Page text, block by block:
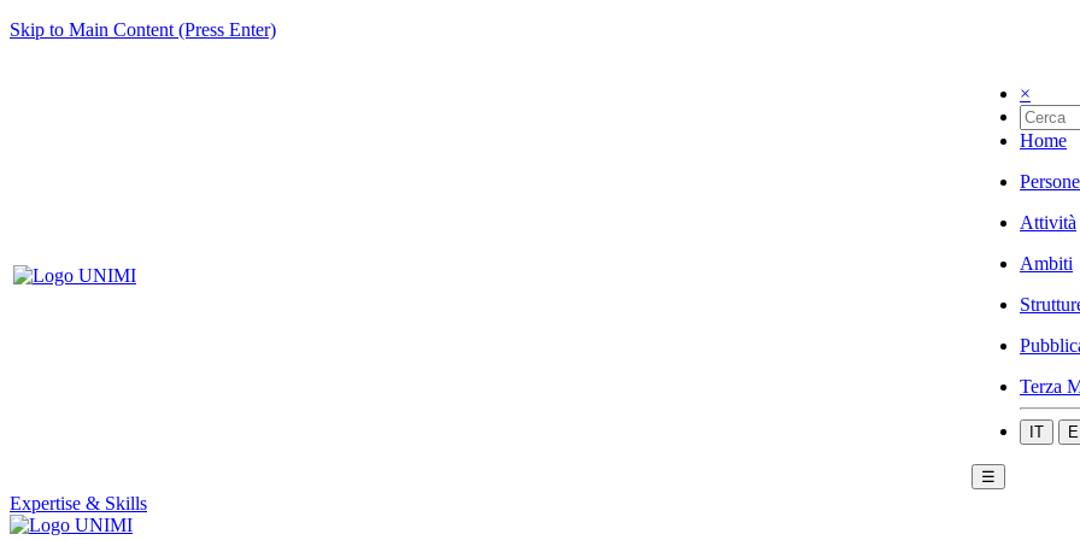
Skip to Main Content (Press Enter)
×
Home
Persone
Attività
Ambiti
Terza
IT
☰
Expertise & Skills